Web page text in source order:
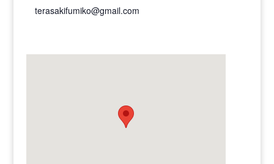
terasakifumiko@gmail.com